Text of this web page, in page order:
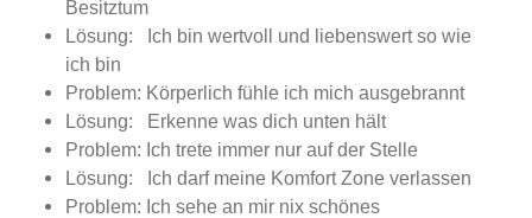
Besitztum
Lösung: Ich bin wertvoll und liebenswert so wie
ich bin
Problem: Körperlich fühle ich mich ausgebrannt
Lösung: Erkenne was dich unten hält
Problem: Ich trete immer nur auf der Stelle
Lösung: Ich darf meine Komfort Zone verlassen
Problem: Ich sehe an mir nix schönes